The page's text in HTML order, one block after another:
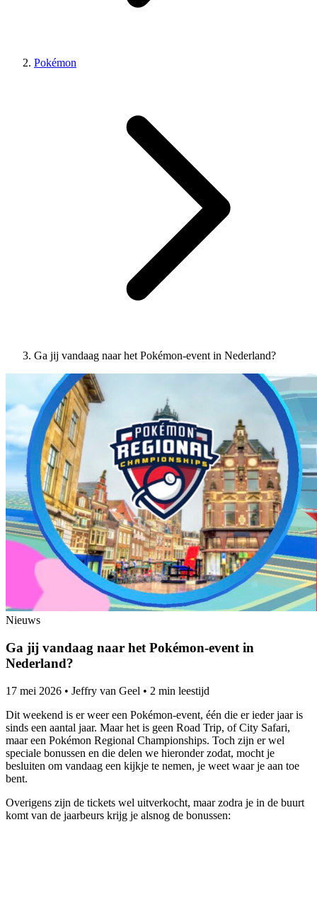
Pokémon
Ga jij vandaag naar het Pokémon-event in Nederland?
Nieuws
Ga jij vandaag naar het Pokémon-event in
Nederland?
17 mei 2026 • Jeffry van Geel • 2 min leestijd
Dit weekend is er weer een Pokémon-event, één die er ieder jaar is
sinds een aantal jaar. Maar het is geen Road Trip, of City Safari,
maar een Pokémon Regional Championships. Toch zijn er wel
speciale bonussen en die delen we hieronder zodat, mocht je
besluiten om vandaag een kijkje te nemen, je weet waar je aan toe
bent.
Overigens zijn de tickets wel uitverkocht, maar zodra je in de buurt
komt van de jaarbeurs krijg je alsnog de bonussen: